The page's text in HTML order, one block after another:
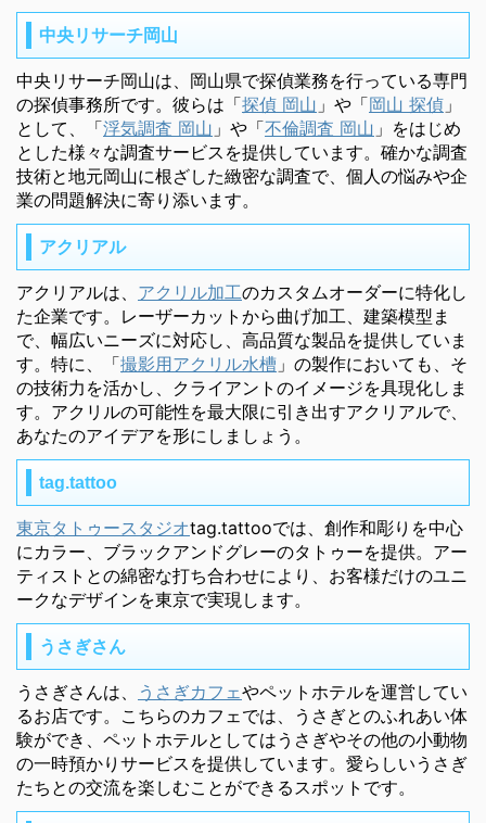
中央リサーチ岡山
中央リサーチ岡山は、岡山県で探偵業務を行っている専門
の探偵事務所です。彼らは「探偵 岡山 」や「岡山 探偵 」
として、「浮気調査 岡山 」や「不倫調査 岡山 」をはじめ
とした様々な調査サービスを提供しています。確かな調査
技術と地元岡山に根ざした緻密な調査で、個人の悩みや企
業の問題解決に寄り添います。
アクリアル
アクリアルは、 アクリル加工のカスタムオーダーに特化し
た企業です。レーザーカットから曲げ加工、建築模型ま
で、幅広いニーズに対応し、高品質な製品を提供していま
す。特に、「撮影用アクリル水槽 」の製作においても、そ
の技術力を活かし、クライアントのイメージを具現化しま
す。アクリルの可能性を最大限に引き出すアクリアルで、
あなたのアイデアを形にしましょう。
tag.tattoo
東京タトゥースタジオtag.tattooでは、創作和彫りを中心
にカラー、ブラックアンドグレーのタトゥーを提供。アー
ティストとの綿密な打ち合わせにより、お客様だけのユニ
ークなデザインを東京で実現します。
うさぎさん
うさぎさんは、 うさぎカフェやペットホテルを運営してい
るお店です。こちらのカフェでは、うさぎとのふれあい体
験ができ、ペットホテルとしてはうさぎやその他の小動物
の一時預かりサービスを提供しています。愛らしいうさぎ
たちとの交流を楽しむことができるスポットです。